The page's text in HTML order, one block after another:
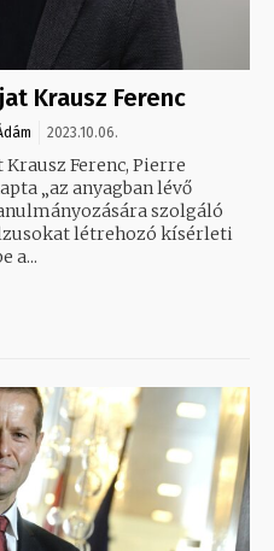
Krausz Ferenc
2023.10.06.
Ferenc, Pierre
„az anyagban lévő
szolgáló
létrehozó kísérleti
a...